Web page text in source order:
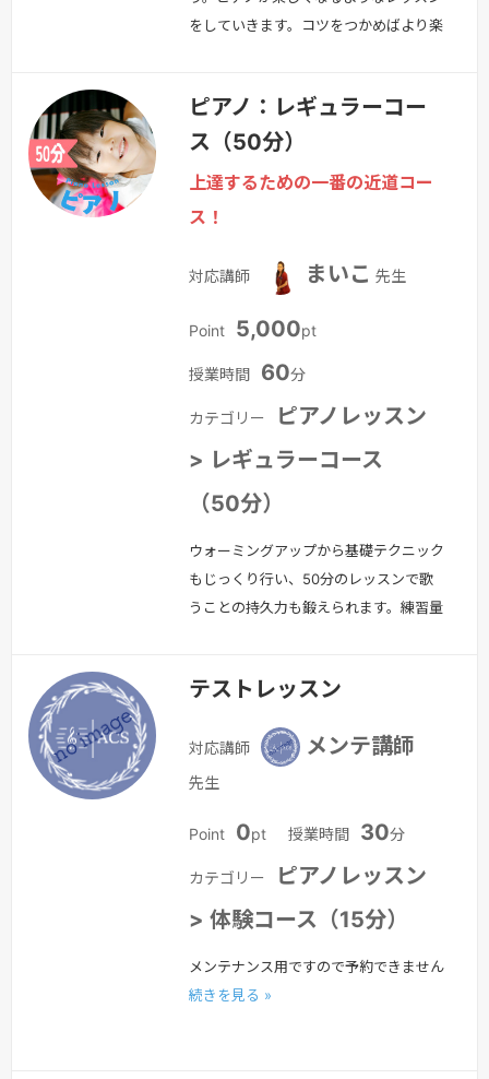
をしていきます。コツをつかめばより楽
受けやすいコースです。※1レッスン25
分となります。あなたに合ったレッスン
るようになりたいとお考えの皆さま。
まずは、ACSの「体験レッスン」をお試
夫…続きを見る »
ピアノ：レギュラーコー
ス（50分）
上達するための一番の近道コー
ス！
対応講師 まいこ 先生
Point 5,000pt
授業時間 60分
カテゴリー
ピアノレッスン
> レギュラーコース
（50分）
ウォーミングアップから基礎テクニック
もじっくり行い、50分のレッスンで歌
うことの持久力も鍛えられます。練習量
へのオススメコースです！※1レッスン
スンをご提案します！ ピアノがうまく
弾けるようになりたいとお考えの皆さ
をお試しください。 ・はじめてだけど
続きを見る »
テストレッスン
対応講師 メンテ講師
先生
Point 0pt 授業時間 30分
カテゴリー
ピアノレッスン
> 体験コース（15分）
メンテナンス用ですので予約できません
続きを見る »